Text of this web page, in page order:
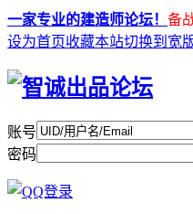
一家专业的建造师论坛！ 备
设为首页收藏本站切换到宽
账号
密码